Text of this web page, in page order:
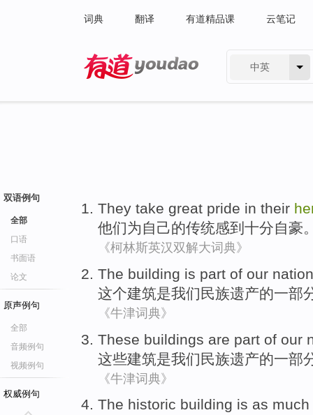
词典 翻译 有道精品课 云笔记
中英
双语例句
全部
口语
书面语
论文
原声例句
全部
音频例句
视频例句
权威例句
They take great pride in their
他们为自己的传统感到十分自豪
《柯林斯英汉双解大词典》
The building is part of our
这个建筑是我们 民族遗产的一部
《牛津词典》
These buildings are part of our
这些建筑是我们 民族遗产的一部
《牛津词典》
The historic building is as much